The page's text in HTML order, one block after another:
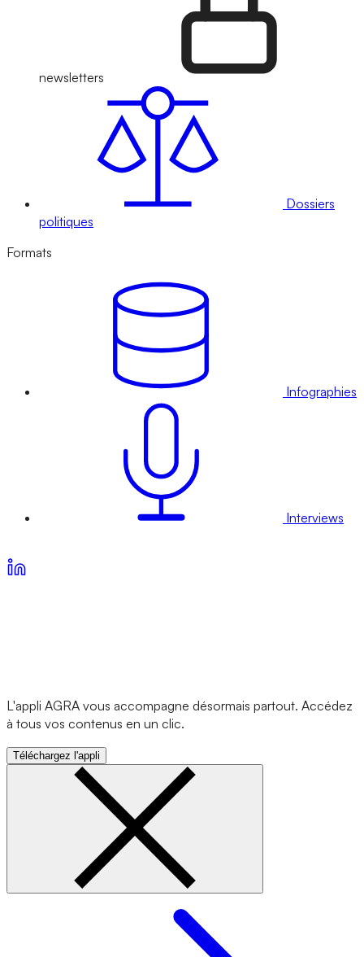
newsletters
Dossiers
politiques
Formats
Infographies
Interviews
L'appli AGRA vous accompagne désormais partout. Accédez
à tous vos contenus en un clic.
Téléchargez l'appli